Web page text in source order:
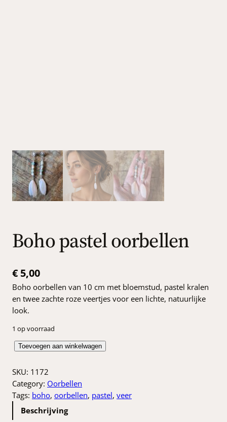
Boho pastel oorbellen
€ 5,00
Boho oorbellen van 10 cm met bloemstud, pastel kralen
en twee zachte roze veertjes voor een lichte, natuurlijke
look.
1 op voorraad
B
h
o
p
a
Toevoegen aan winkelwagen
SKU: 1172
Category: Oorbellen
Tags: boho, oorbellen, pastel, veer
Beschrijving